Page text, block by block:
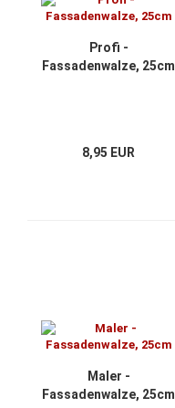
Profi -
Fassadenwalze, 25cm
8,95 EUR
Maler -
Fassadenwalze, 25cm